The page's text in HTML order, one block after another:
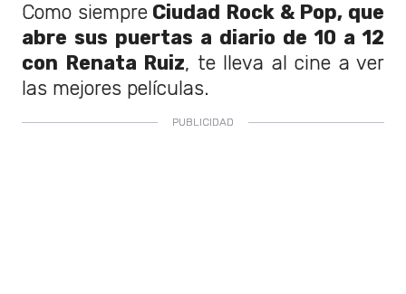
Como siempreCiudad Rock & Pop, que
abre sus puertas a diario de 10 a 12
con Renata Ruiz, te lleva al cine a ver
las mejores películas.